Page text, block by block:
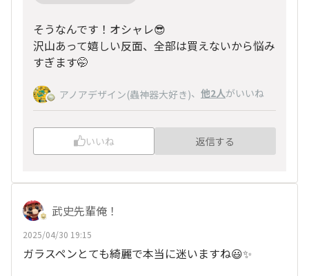
そうなんです！オシャレ😎
沢山あって嬉しい反面、全部は買えないから悩み
すぎます🤭
アノアデザイン(蟲神器大好き)、 他2人がいいね
いいね 返信する
武史先輩俺！
2025/04/30 19:15
ガラスペンとても綺麗で本当に迷いますね😃✨